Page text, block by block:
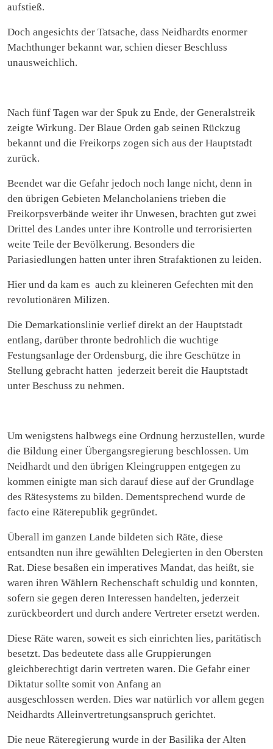
aufstieß.
Doch angesichts der Tatsache, dass Neidhardts enormer
Machthunger bekannt war, schien dieser Beschluss
unausweichlich.
Nach fünf Tagen war der Spuk zu Ende, der Generalstreik
zeigte Wirkung. Der Blaue Orden gab seinen Rückzug
bekannt und die Freikorps zogen sich aus der Hauptstadt
zurück.
Beendet war die Gefahr jedoch noch lange nicht, denn in
den übrigen Gebieten Melancholaniens trieben die
Freikorpsverbände weiter ihr Unwesen, brachten gut zwei
Drittel des Landes unter ihre Kontrolle und terrorisierten
weite Teile der Bevölkerung. Besonders die
Pariasiedlungen hatten unter ihren Strafaktionen zu leiden.
Hier und da kam es auch zu kleineren Gefechten mit den
revolutionären Milizen.
Die Demarkationslinie verlief direkt an der Hauptstadt
entlang, darüber thronte bedrohlich die wuchtige
Festungsanlage der Ordensburg, die ihre Geschütze in
Stellung gebracht hatten jederzeit bereit die Hauptstadt
unter Beschuss zu nehmen.
Um wenigstens halbwegs eine Ordnung herzustellen, wurde
die Bildung einer Übergangsregierung beschlossen. Um
Neidhardt und den übrigen Kleingruppen entgegen zu
kommen einigte man sich darauf diese auf der Grundlage
des Rätesystems zu bilden. Dementsprechend wurde de
facto eine Räterepublik gegründet.
Überall im ganzen Lande bildeten sich Räte, diese
entsandten nun ihre gewählten Delegierten in den Obersten
Rat. Diese besaßen ein imperatives Mandat, das heißt, sie
waren ihren Wählern Rechenschaft schuldig und konnten,
sofern sie gegen deren Interessen handelten, jederzeit
zurückbeordert und durch andere Vertreter ersetzt werden.
Diese Räte waren, soweit es sich einrichten lies, paritätisch
besetzt. Das bedeutete dass alle Gruppierungen
gleichberechtigt darin vertreten waren. Die Gefahr einer
Diktatur sollte somit von Anfang an
ausgeschlossen werden. Dies war natürlich vor allem gegen
Neidhardts Alleinvertretungsanspruch gerichtet.
Die neue Räteregierung wurde in der Basilika der Alten